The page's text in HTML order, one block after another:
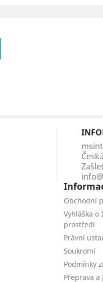
Obchodní
Vyhláška o
prostředí
Právní
Soukromí
Podmínky
Přeprava a